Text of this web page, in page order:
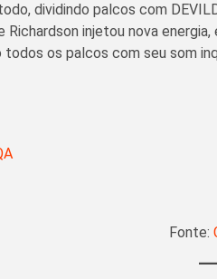
dividindo palcos com
injetou nova
os palcos com seu som
Fonte: